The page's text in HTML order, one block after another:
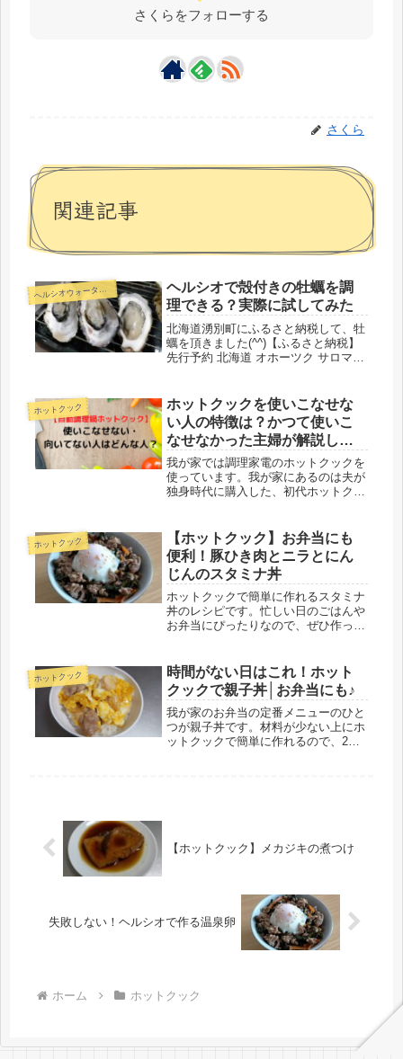
さくらをフォローする
さくら
関連記事
ヘ ルシオウォーターオーブン
ヘルシオで殻付きの牡蠣を調
理できる？実際に試してみた
北海道湧別町にふるさと納税して、牡
蠣を頂きました(^^)【ふるさと納税】
先行予約 北海道 オホーツク サロマ湖
ノロウイルス検査実施 海のミルク 海
鮮 海...
ホットクック
ホットクックを使いこなせな
い人の特徴は？かつて使いこ
なせなかった主婦が解説しま
す
我が家では調理家電のホットクックを
使っています。我が家にあるのは夫が
独身時代に購入した、初代ホットクッ
り、今も現役で毎日稼働しています。
今でこそ「ホットクックのな...
ホットクック
【ホットクック】お弁当にも
便利！豚ひき肉とニラとにん
じんのスタミナ丼
ホットクックで簡単に作れるスタミナ
丼のレシピです。忙しい日のごはんや
お弁当にぴったりなので、ぜひ作って
丼下記のレシピを参考に作りました。
元のレシピにはにんじんは入ってま...
ホットクック
時間がない日はこれ！ホット
クックで親子丼│お弁当にも♪
我が家のお弁当の定番メニューのひと
つが親子丼です。材料が少ない上にホ
ットクックで簡単に作れるので、2年
【ホットクック】メカジキの煮つけ
失敗しない！ヘルシオで作る温泉卵
ホーム ホットクック